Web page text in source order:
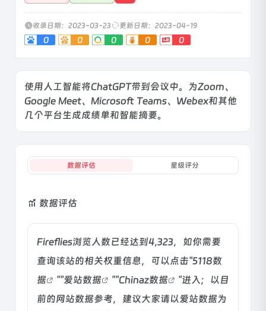
收录日期：2023-03-23 更新日期：2023-04-19
0 0 0 0 0
使用人工智能将ChatGPT带到会议中。为Zoom、
Google Meet、Microsoft Teams、Webex和其他
几个平台生成成绩单和智能摘要。
数据评估 星级评分
数据评估
Fireflies浏览人数已经达到4,323，如你需要
查询该站的相关权重信息，可以点击"5118数
据
""爱站数据 ""Chinaz数据
"进入；以目
前的网站数据参考，建议大家请以爱站数据为